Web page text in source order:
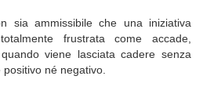
sia ammissibile che una iniziativa
frustrata come accade,
viene lasciata cadere senza
né negativo.